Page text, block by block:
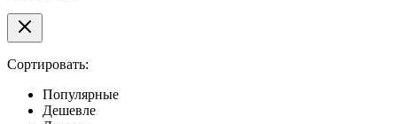
Сортировать:
Популярные
Дешевле